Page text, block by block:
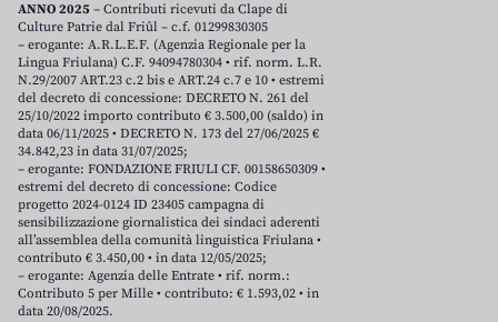
ANNO 2025 – Contributi ricevuti da Clape di
Culture Patrie dal Friûl – c.f. 01299830305
– erogante: A.R.L.E.F. (Agenzia Regionale per la
Lingua Friulana) C.F. 94094780304 • rif. norm. L.R.
N.29/2007 ART.23 c.2 bis e ART.24 c.7 e 10 • estremi
del decreto di concessione: DECRETO N. 261 del
25/10/2022 importo contributo € 3.500,00 (saldo) in
data 06/11/2025 • DECRETO N. 173 del 27/06/2025 €
34.842,23 in data 31/07/2025;
– erogante: FONDAZIONE FRIULI CF. 00158650309 •
estremi del decreto di concessione: Codice
progetto 2024-0124 ID 23405 campagna di
sensibilizzazione giornalistica dei sindaci aderenti
all’assemblea della comunità linguistica Friulana •
contributo € 3.450,00 • in data 12/05/2025;
– erogante: Agenzia delle Entrate • rif. norm.:
Contributo 5 per Mille • contributo: € 1.593,02 • in
data 20/08/2025.